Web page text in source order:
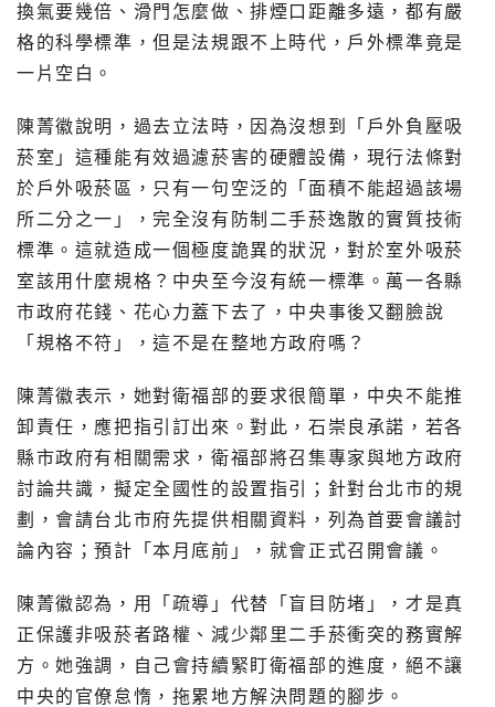
換氣要幾倍、滑門怎麼做、排煙口距離多遠，都有嚴
格的科學標準，但是法規跟不上時代，戶外標準竟是
一片空白。
陳菁徽說明，過去立法時，因為沒想到「戶外負壓吸
菸室」這種能有效過濾菸害的硬體設備，現行法條對
於戶外吸菸區，只有一句空泛的「面積不能超過該場
所二分之一」，完全沒有防制二手菸逸散的實質技術
標準。這就造成一個極度詭異的狀況，對於室外吸菸
室該用什麼規格？中央至今沒有統一標準。萬一各縣
市政府花錢、花心力蓋下去了，中央事後又翻臉說
「規格不符」，這不是在整地方政府嗎？
陳菁徽表示，她對衛福部的要求很簡單，中央不能推
卸責任，應把指引訂出來。對此，石崇良承諾，若各
縣市政府有相關需求，衛福部將召集專家與地方政府
討論共識，擬定全國性的設置指引；針對台北市的規
劃，會請台北市府先提供相關資料，列為首要會議討
論內容；預計「本月底前」，就會正式召開會議。
陳菁徽認為，用「疏導」代替「盲目防堵」，才是真
正保護非吸菸者路權、減少鄰里二手菸衝突的務實解
方。她強調，自己會持續緊盯衛福部的進度，絕不讓
中央的官僚怠惰，拖累地方解決問題的腳步。